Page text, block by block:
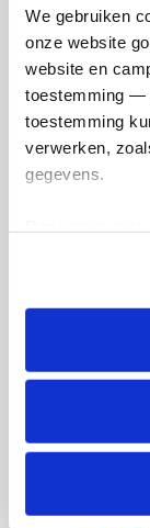
We gebruiken
onze website
website en
toestemming —
toestemming
verwerken,
gegevens.
tonen. Je kunt
intrekken via
lijst met
Ik wil
en betaal